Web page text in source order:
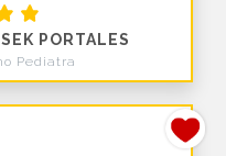
PORTALES
Pediatra